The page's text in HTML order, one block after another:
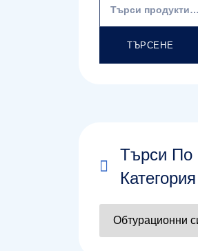
ТЪРСЕНЕ
Търси По
Категория